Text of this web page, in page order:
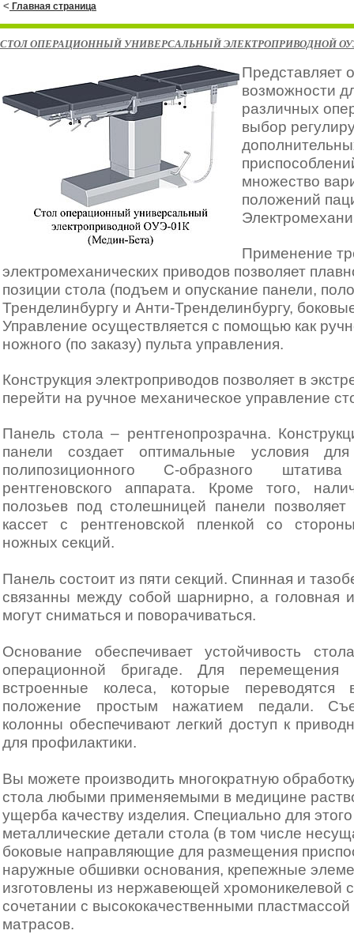
< Главная страница
СТОЛ ОПЕРАЦИОННЫЙ УНИВЕРСАЛЬНЫЙ ЭЛЕКТРОПРИВОДНОЙ ОУЭ-
Представляет
возможности
различных
выбор
множество
положений
Применение
электромеханических приводов позволяет
позиции стола (подъем и опускание панели,
Тренделинбургу и Анти-Тренделинбургу,
Управление осуществляется с помощью как
ножного (по заказу) пульта управления.
Конструкция электроприводов позволяет в
перейти на ручное механическое управление
Панель стола – рентгенопрозрачна.
панели создает оптимальные условия для
полипозиционного С-образного штатива
рентгеновского аппарата. Кроме того,
полозьев под столешницей панели позволяет
кассет с рентгеновской пленкой со
ножных секций.
Панель состоит из пяти секций. Спинная и
связанны между собой шарнирно, а головная
могут сниматься и поворачиваться.
Основание обеспечивает устойчивость
операционной бригаде. Для перемещения
встроенные колеса, которые переводятся
положение простым нажатием педали.
колонны обеспечивают легкий доступ к
для профилактики.
Вы можете производить многократную
стола любыми применяемыми в медицине
ущерба качеству изделия. Специально для
металлические детали стола (в том числе
боковые направляющие для размещения
наружные обшивки основания, крепежные
изготовлены из нержавеющей хромоникелевой
сочетании с высококачественными
матрасов.